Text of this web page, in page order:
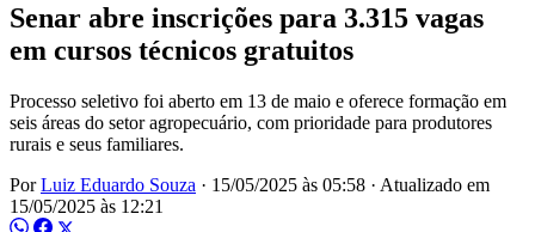
Senar abre inscrições para 3.315 vagas
em cursos técnicos gratuitos
Processo seletivo foi aberto em 13 de maio e oferece formação em
seis áreas do setor agropecuário, com prioridade para produtores
rurais e seus familiares.
PorLuiz Eduardo Souza · 15/05/2025 às 05:58 · Atualizado em
15/05/2025 às 12:21